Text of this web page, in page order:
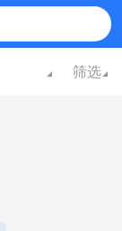
筛选